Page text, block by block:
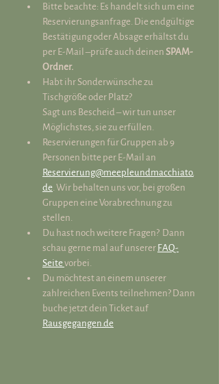
Bitte beachte: Es handelt sich um eine
Reservierungsanfrage. Die endgültige
Bestätigung oder Absage erhältst du
per E-Mail –prüfe auch deinen SPAM-
Ordner.
Habt ihr Sonderwünsche zu
Tischgröße oder Platz?
Sagt uns Bescheid – wir tun unser
Möglichstes, sie zu erfüllen.
Reservierungen für Gruppen ab 9
Reservierung@meepleundmacchiato.
de. Wir behalten uns vor, bei großen
Gruppen eine Vorabrechnung zu
stellen.
Du hast noch weitere Fragen?  Dann
schau gerne mal auf unserer FAQ-
Seite vorbei.
Du möchtest an einem unserer
zahlreichen Events teilnehmen? Dann
Rausgegangen.de